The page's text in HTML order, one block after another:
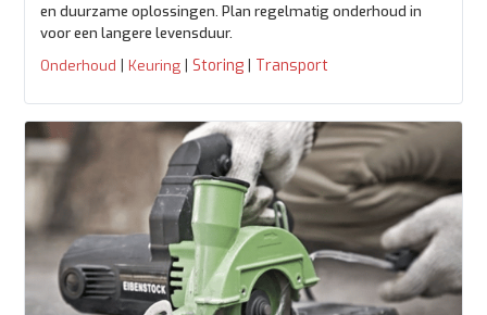
en duurzame oplossingen. Plan regelmatig onderhoud in
voor een langere levensduur.
Onderhoud | Keuring | Storing| Transport